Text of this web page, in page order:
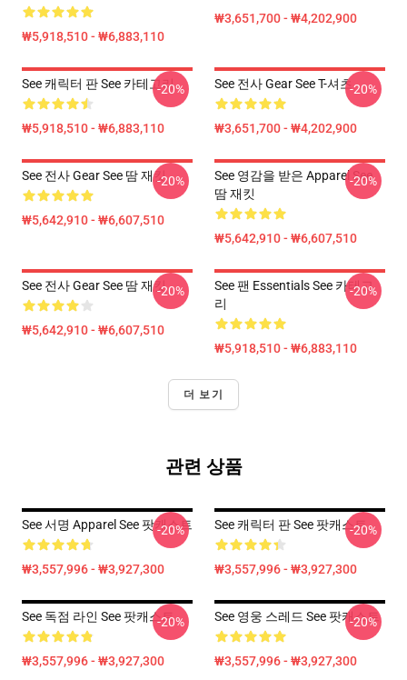
₩5,918,510 - ₩6,883,110
₩3,651,700 - ₩4,202,900
See 캐릭터 판 See 카테고리
₩5,918,510 - ₩6,883,110
-20% See 전사 Gear See T-셔츠
₩3,651,700 - ₩4,202,900
-20%
See 전사 Gear See 땀 재킷
₩5,642,910 - ₩6,607,510
-20%
See 영감을 받은 Apparel See
땀 재킷
₩5,642,910 - ₩6,607,510
-20%
See 전사 Gear See 땀 재킷
₩5,642,910 - ₩6,607,510
-20%
See 팬 Essentials See 카테고
리
₩5,918,510 - ₩6,883,110
-20%
더 보기
관련 상품
See 서명 Apparel See 팟캐스트
₩3,557,996 - ₩3,927,300
-20% See 캐릭터 판 See 팟캐스트
₩3,557,996 - ₩3,927,300
-20%
See 독점 라인 See 팟캐스트
₩3,557,996 - ₩3,927,300
-20% See 영웅 스레드 See 팟캐스트
₩3,557,996 - ₩3,927,300
-20%